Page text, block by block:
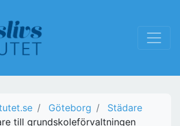
Göteborg
Städare
till grundskoleförvaltningen